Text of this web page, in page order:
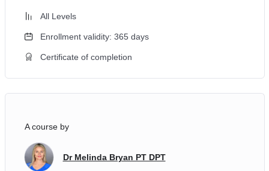
All Levels
Enrollment validity: 365 days
Certificate of completion
A course by
Dr Melinda Bryan PT DPT